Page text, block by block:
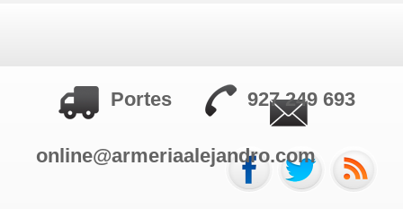
Portes 927 249 693
online@armeriaalejandro.com